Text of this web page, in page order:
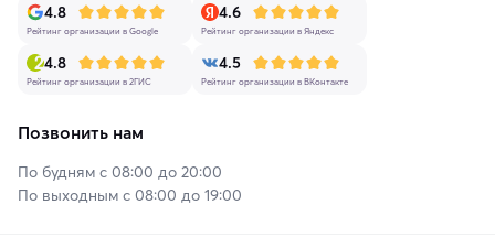
4.8
Рейтинг организации в Google
4.6
Рейтинг организации в Яндекс
4.8
Рейтинг организации в 2ГИС
4.5
Рейтинг организации в ВКонтакте
Позвонить нам
По будням с 08:00 до 20:00
По выходным с 08:00 до 19:00